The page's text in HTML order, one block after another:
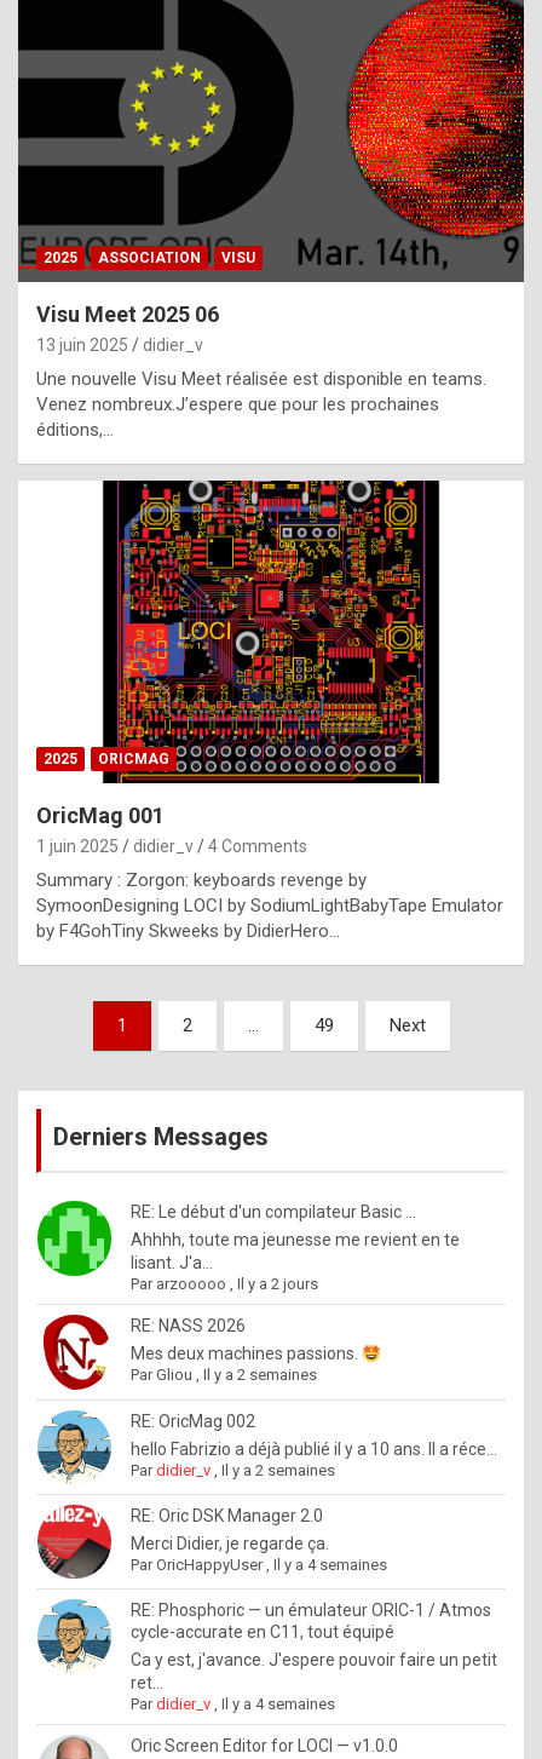
h
a
t
t
e
b
e
s
t
p
h
o
n
y
l
e
x
a
%
m
a
d
b
y
o
l
e
x
.
I
f
y
o
2025 ASSOCIATION VISU
Visu Meet 2025 06
13 juin 2025 didier_v
Une nouvelle Visu Meet réalisée est disponible en teams.
Venez nombreux.J’espere que pour les prochaines
éditions,…
2025 ORICMAG
OricMag 001
1 juin 2025 didier_v 4 Comments
Summary : Zorgon: keyboards revenge by
SymoonDesigning LOCI by SodiumLightBabyTape Emulator
by F4GohTiny Skweeks by DidierHero…
Pagination
publications
1 2 … 49 Next
Derniers Messages
RE: Le début d'un compilateur Basic ...
Ahhhh, toute ma jeunesse me revient en te
lisant. J'a...
Par arzooooo ,Il y a 2 jours
RE: NASS 2026
Mes deux machines passions.
ParGliou ,Il y a 2 semaines
RE: OricMag 002
hello Fabrizio a déjà publié il y a 10 ans. Il a réce...
Pardidier_v ,Il y a 2 semaines
RE: Oric DSK Manager 2.0
Merci Didier, je regarde ça.
ParOricHappyUser,Il y a 4 semaines
RE: Phosphoric — un émulateur ORIC-1 / Atmos
cycle-accurate en C11, tout équipé
Ca y est, j'avance. J'espere pouvoir faire un petit
ret...
Pardidier_v ,Il y a 4 semaines
Oric Screen Editor for LOCI — v1.0.0